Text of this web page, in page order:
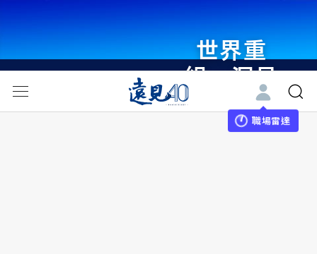
世界重
組・洞見
未來 與
世界領袖
職場雷達